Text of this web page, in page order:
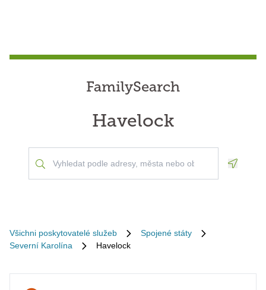
FamilySearch
Havelock
Všichni poskytovatelé služeb
Spojené státy
Severní Karolína
Havelock